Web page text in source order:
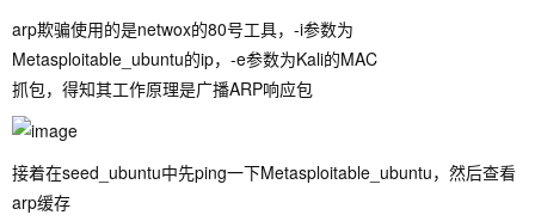
arp欺骗使用的是netwox的80号工具，-i参数为
Metasploitable_ubuntu的ip，-e参数为Kali的MAC
抓包，得知其工作原理是广播ARP响应包
接着在seed_ubuntu中先ping一下Metasploitable_ubuntu，然后查看
arp缓存